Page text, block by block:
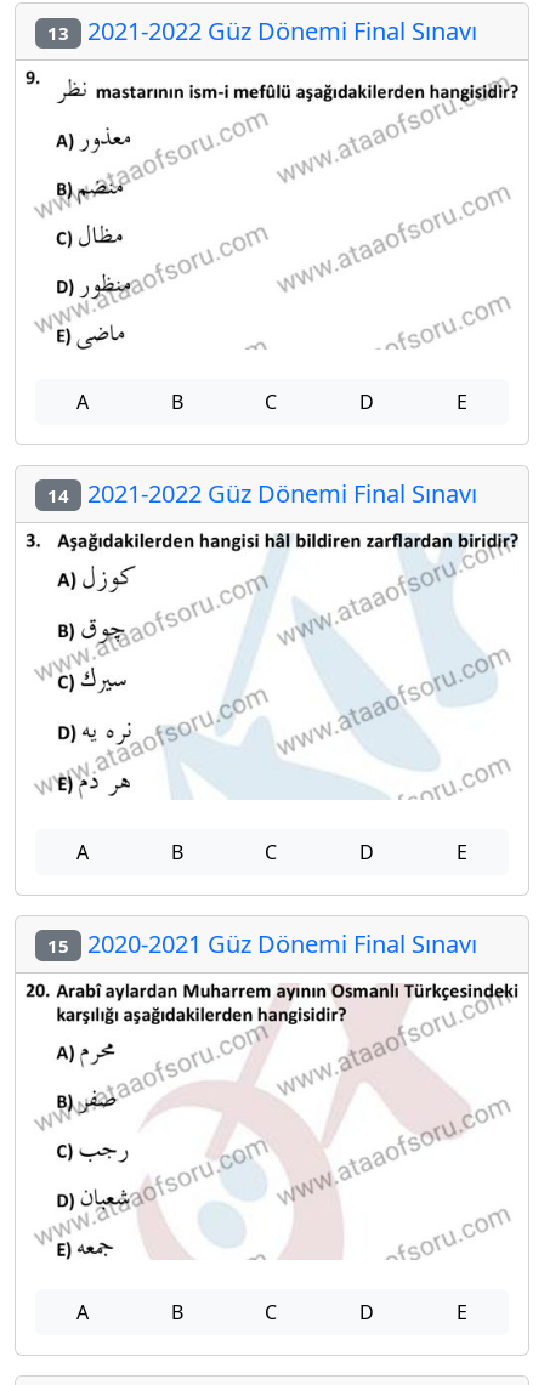
13 2021-2022 Güz Dönemi Final Sınavı
A B C D E
14 2021-2022 Güz Dönemi Final Sınavı
A B C D E
15 2020-2021 Güz Dönemi Final Sınavı
A B C D E